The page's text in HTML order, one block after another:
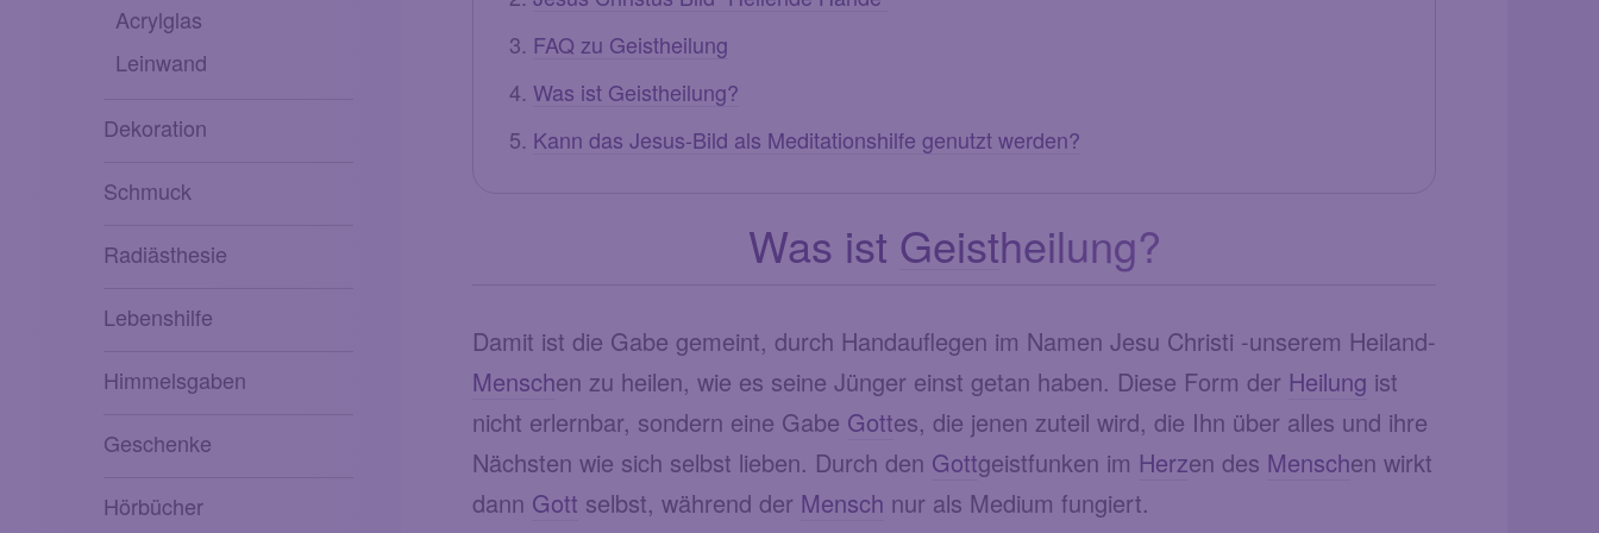
Acrylglas
Leinwand
Dekoration
Schmuck
Radiästhesie
Lebenshilfe
Himmelsgaben
Geschenke
Hörbücher
FAQ zu Geistheilung
Was ist Geistheilung?
Kann das Jesus-Bild als Meditationshilfe genutzt werden?
Was ist Geistheilung?
Damit ist die Gabe gemeint, durch Handauflegen im Namen Jesu Christi -unserem Heiland-
Menschen zu heilen, wie es seine Jünger einst getan haben. Diese Form der Heilung ist
nicht erlernbar, sondern eine Gabe Gottes, die jenen zuteil wird, die Ihn über alles und ihre
Nächsten wie sich selbst lieben. Durch den Gottgeistfunken im Herzen des Menschen wirkt
dann Gott selbst, während der Mensch nur als Medium fungiert.